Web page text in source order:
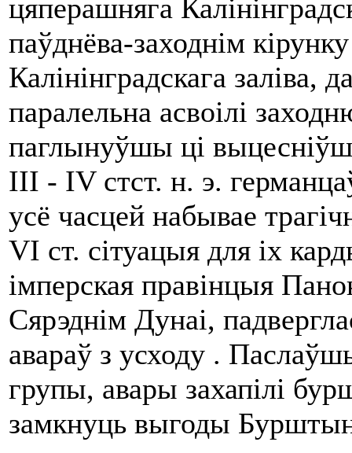
цяперашняга
паўднёва-заходнім
Калінінградскага заліва,
паралельна асвоілі
паглынуўшы ці
III - IV стст. н. э.
усё часцей набывае
VI ст. сітуацыя для іх
імперская правінцыя
Сярэднім Дунаі,
авараў з усходу .
групы, авары захапілі
замкнуць выгоды